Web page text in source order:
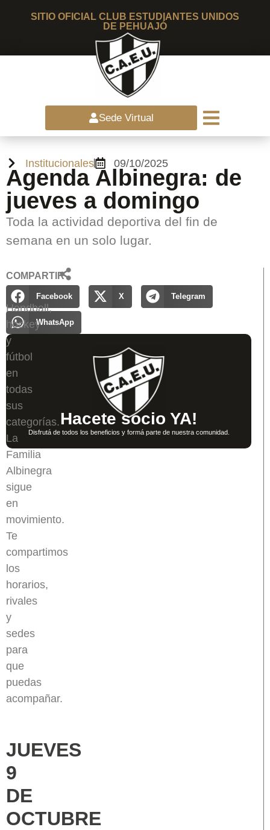
SITIO OFICIAL CLUB ESTUDIANTES UNIDOS
DE PEHUAJÓ
Sede Virtual
Institucionales 09/10/2025
Agenda Albinegra: de
jueves a domingo
Toda la actividad deportiva del fin de
semana en un solo lugar.
COMPARTIR
Facebook X Telegram
WhatsApp
Hacete socio YA!
Disfrutá de todos los beneficios y formá parte de nuestra comunidad.
Handball,
hockey
y
fútbol
en
todas
sus
categorías.
La
Familia
Albinegra
sigue
en
movimiento.
Te
compartimos
los
horarios,
rivales
y
sedes
para
que
puedas
acompañar.
JUEVES
9
DE
OCTUBRE